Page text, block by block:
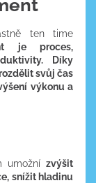
ten time
je proces,
Díky
svůj čas
výkonu a
umožnízvýšit
snížit hladinu